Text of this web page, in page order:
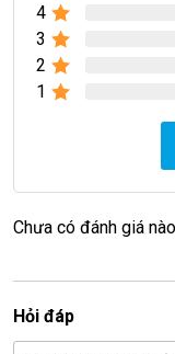
4
3
2
1
Chưa có đánh giá
Hỏi đáp